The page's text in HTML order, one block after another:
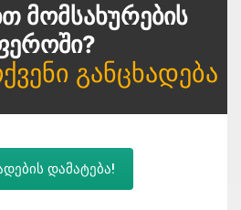
Მომსახურების
Განცხადება
დამატება!